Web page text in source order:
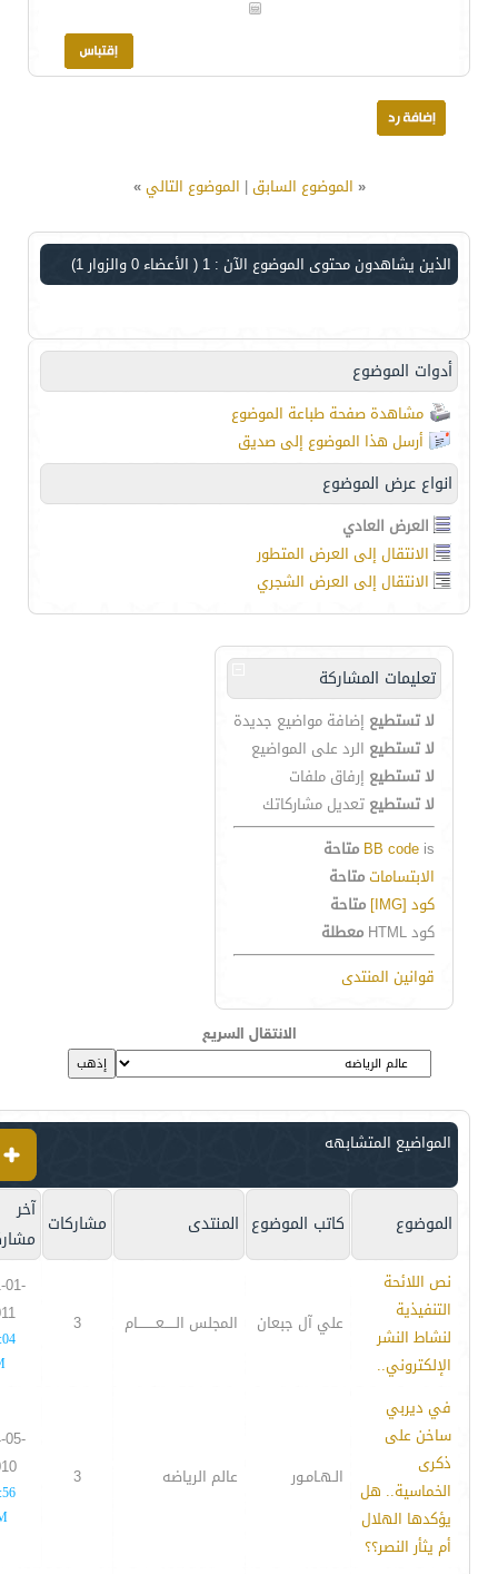
« الموضوع السابق| الموضوع التالي»
الذين يشاهدون محتوى الموضوع الآن : 1 ( الأعضاء 0 والزوار 1)
أدوات الموضوع
مشاهدة صفحة طباعة الموضوع
أرسل هذا الموضوع إلى صديق
انواع عرض الموضوع
العرض العادي
الانتقال إلى العرض المتطور
الانتقال إلى العرض الشجري
تعليمات المشاركة
لا تستطيع إضافة مواضيع جديدة
لا تستطيع الرد على المواضيع
لا تستطيع إرفاق ملفات
لا تستطيع تعديل مشاركاتك
BB code is
متاحة
الابتساماتمتاحة
كود [IMG]
متاحة
كود HTML
معطلة
قوانين المنتدى
الانتقال السريع
المواضيع المتشابهه
الموضوع كاتب الموضوع المنتدى مشاركات آخر
نص اللائحة
التنفيذية
لنشاط النشر
الإلكتروني..
علي آل جبعان المجلس الـــــعــــــــام 3
01-
في ديربي
ساخن على
ذكرى
الخماسية.. هل
يؤكدها الهلال
أم يثأر النصر؟؟
الـهـامـور عالم الرياضه 3
05-